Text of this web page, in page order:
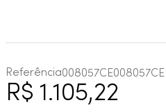
Referência008057CE008057CE
R$ 1 .105,22
7º
red gold
8º
black matte
9º
cobre escovado